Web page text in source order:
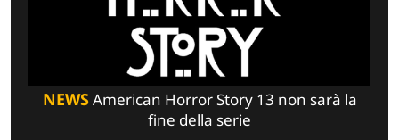
NEWSAmerican Horror Story 13 non sarà la
fine della serie